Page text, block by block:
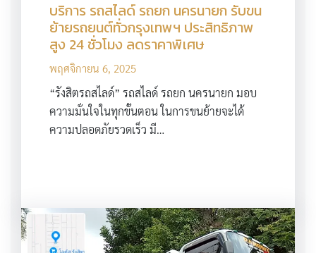
บริการ รถสไลด์ รถยก นครนายก รับขน
ย้ายรถยนต์ทั่วกรุงเทพฯ ประสิทธิภาพ
สูง 24 ชั่วโมง ลดราคาพิเศษ
พฤศจิกายน 6, 2025
“รังสิตรถสไลด์” รถสไลด์ รถยก นครนายก มอบ
ความมั่นใจในทุกขั้นตอน ในการขนย้ายจะได้
ความปลอดภัยรวดเร็ว มี…